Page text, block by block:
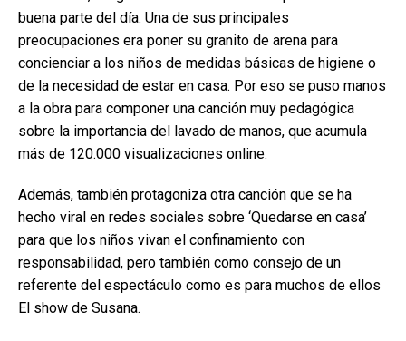
buena parte del día. Una de sus principales
preocupaciones era poner su granito de arena para
concienciar a los niños de medidas básicas de higiene o
de la necesidad de estar en casa. Por eso se puso manos
a la obra para componer una canción muy pedagógica
sobre la importancia del lavado de manos, que acumula
más de 120.000 visualizaciones online.
Además, también protagoniza otra canción que se ha
hecho viral en redes sociales sobre ‘Quedarse en casa’
para que los niños vivan el confinamiento con
responsabilidad, pero también como consejo de un
referente del espectáculo como es para muchos de ellos
El show de Susana.